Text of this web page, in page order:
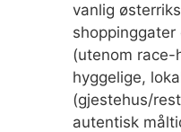
vanlig
(utenom race-
hyggelige,
(gjestehus/
autentisk